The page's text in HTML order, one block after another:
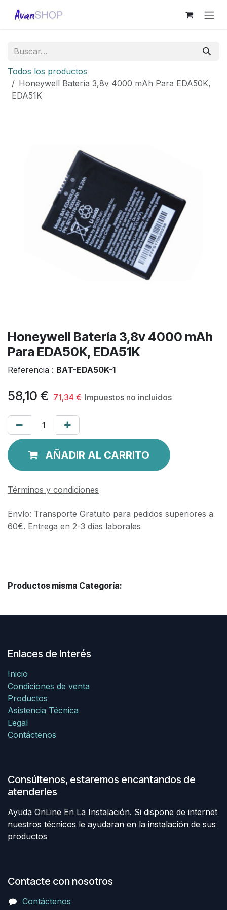
Todos los productos
Honeywell Batería 3,8v 4000 mAh Para EDA50K,
EDA51K
Honeywell Batería 3,8v 4000 mAh
Para EDA50K, EDA51K
Referencia : BAT-EDA50K-1
58,10 € 71,34€ Impuestos no incluidos
AÑADIR AL CARRITO
Términos y condiciones
Envío: Transporte Gratuito para pedidos superiores a
60€. Entrega en 2-3 días laborales
Productos misma Categoría:
Enlaces de Interés
Inicio
Condiciones de venta
Productos
Asistencia Técnica
Legal
Contáctenos
Consúltenos, estaremos encantandos de
atenderles
Ayuda OnLine En La Instalación. Si dispone de internet
nuestros técnicos le ayudaran en la instalación de sus
productos
Contacte con nosotros
Contáctenos